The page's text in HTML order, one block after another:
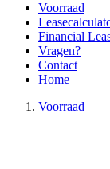
Voorraad
Financial
Vragen?
Contact
Home
Voorraad